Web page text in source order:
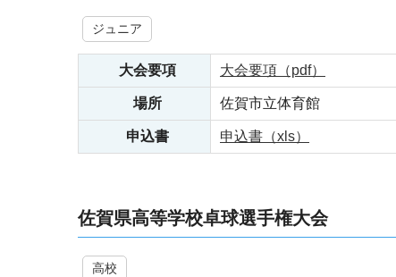
ジュニア
大会要項 大会要項（pdf）
場所 佐賀市立体育館
申込書 申込書（xls）
佐賀県高等学校卓球選手権大会
高校